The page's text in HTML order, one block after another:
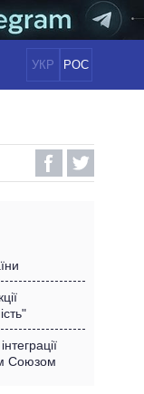
УКР РОС
Союзом